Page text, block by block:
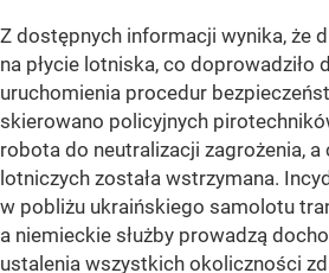
Z dostępnych informacji wynika, że
na płycie lotniska, co
uruchomienia procedur
skierowano policyjnych
robota do neutralizacji zagrożenia, a
lotniczych została wstrzymana.
w pobliżu ukraińskiego samolotu
a niemieckie służby prowadzą
ustalenia wszystkich okoliczności